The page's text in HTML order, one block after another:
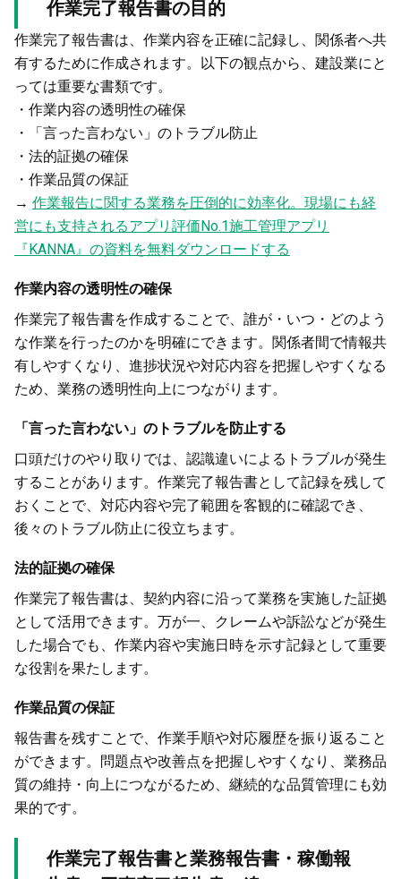
作業完了報告書の目的
作業完了報告書は、作業内容を正確に記録し、関係者へ共
有するために作成されます。以下の観点から、建設業にと
っては重要な書類です。
・作業内容の透明性の確保
・「言った言わない」のトラブル防止
・法的証拠の確保
・作業品質の保証
→ 作業報告に関する業務を圧倒的に効率化。現場にも経
営にも支持されるアプリ評価No.1施工管理アプリ
『KANNA』の資料を無料ダウンロードする
作業内容の透明性の確保
作業完了報告書を作成することで、誰が・いつ・どのよう
な作業を行ったのかを明確にできます。関係者間で情報共
有しやすくなり、進捗状況や対応内容を把握しやすくなる
ため、業務の透明性向上につながります。
「言った言わない」のトラブルを防止する
口頭だけのやり取りでは、認識違いによるトラブルが発生
することがあります。作業完了報告書として記録を残して
おくことで、対応内容や完了範囲を客観的に確認でき、
後々のトラブル防止に役立ちます。
法的証拠の確保
作業完了報告書は、契約内容に沿って業務を実施した証拠
として活用できます。万が一、クレームや訴訟などが発生
した場合でも、作業内容や実施日時を示す記録として重要
な役割を果たします。
作業品質の保証
報告書を残すことで、作業手順や対応履歴を振り返ること
ができます。問題点や改善点を把握しやすくなり、業務品
質の維持・向上につながるため、継続的な品質管理にも効
果的です。
作業完了報告書と業務報告書・稼働報